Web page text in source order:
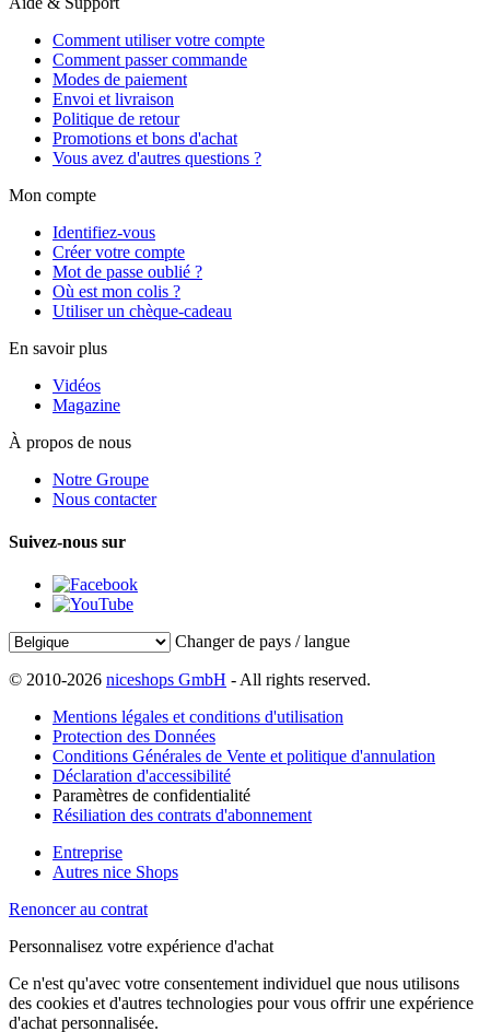
Comment utiliser votre compte
Comment passer commande
Modes de paiement
Envoi et livraison
Politique de retour
Promotions et bons d'achat
Vous avez d'autres questions ?
Mon compte
Identifiez-vous
Créer votre compte
Mot de passe oublié ?
Où est mon colis ?
Utiliser un chèque-cadeau
En savoir plus
Vidéos
Magazine
À propos de nous
Notre Groupe
Nous contacter
Suivez-nous sur
Changer de pays / langue
© 2010-2026 niceshops GmbH - All rights reserved.
Mentions légales et conditions d'utilisation
Protection des Données
Conditions Générales de Vente et politique d'annulation
Déclaration d'accessibilité
Paramètres de confidentialité
Résiliation des contrats d'abonnement
Entreprise
Autres nice Shops
Renoncer au contrat
Personnalisez votre expérience d'achat
Ce n'est qu'avec votre consentement individuel que nous utilisons
des cookies et d'autres technologies pour vous offrir une expérience
d'achat personnalisée.